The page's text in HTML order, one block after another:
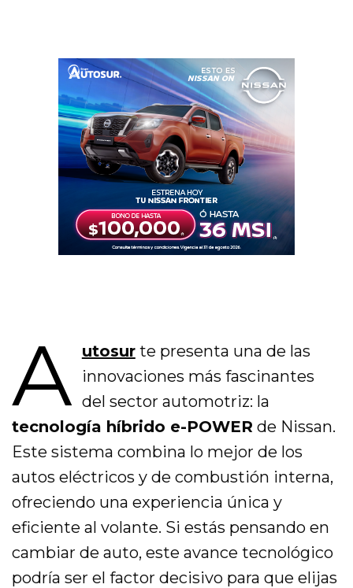
A utosurte presenta una de las
innovaciones más fascinantes
del sector automotriz: la
tecnología híbrido e-POWER de Nissan.
Este sistema combina lo mejor de los
autos eléctricos y de combustión interna,
ofreciendo una experiencia única y
eficiente al volante. Si estás pensando en
cambiar de auto, este avance tecnológico
podría ser el factor decisivo para que elijas